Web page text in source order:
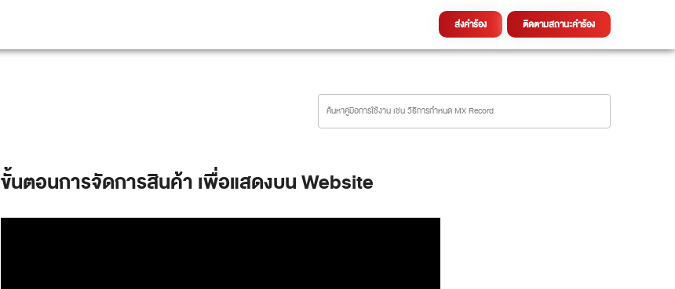
ส่งคำร้อง ติดตามสถานะคำร้อง
ขั้นตอนการจัดการสินค้า เพื่อแสดงบน Website